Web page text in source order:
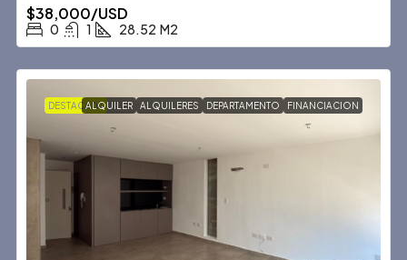
$38,000/USD
0 1 28.52 M2
DESTACADAALQUILER ALQUILERES DEPARTAMENTO FINANCIACION